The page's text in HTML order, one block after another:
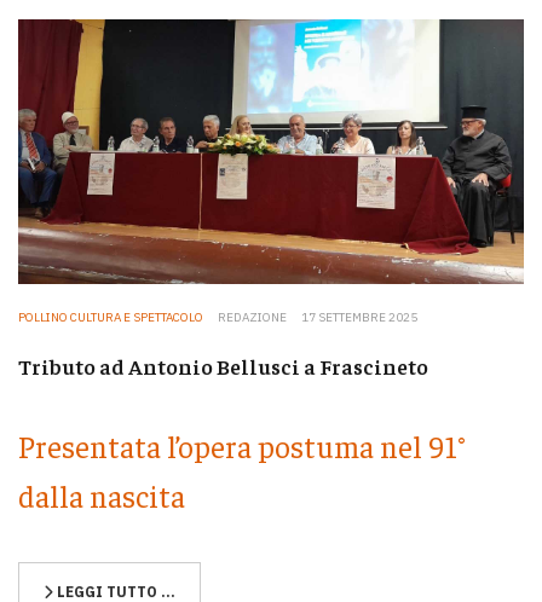
POLLINO CULTURA E SPETTACOLO REDAZIONE 17 SETTEMBRE 2025
Tributo ad Antonio Bellusci a Frascineto
Presentata l’opera postuma nel 91°
dalla nascita
LEGGI TUTTO …